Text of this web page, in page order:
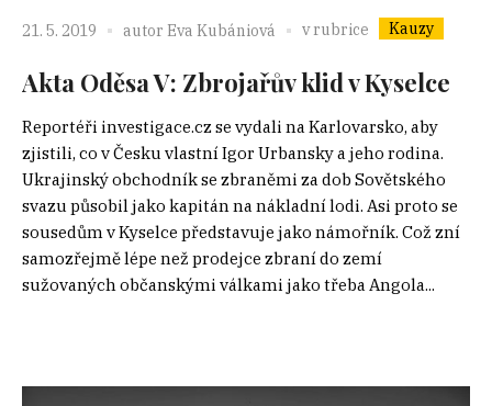
21. 5. 2019 autor Eva Kubániová v rubrice Kauzy
Akta Oděsa V: Zbrojařův klid v Kyselce
Reportéři investigace.cz se vydali na Karlovarsko, aby
zjistili, co v Česku vlastní Igor Urbansky a jeho rodina.
Ukrajinský obchodník se zbraněmi za dob Sovětského
svazu působil jako kapitán na nákladní lodi. Asi proto se
sousedům v Kyselce představuje jako námořník. Což zní
samozřejmě lépe než prodejce zbraní do zemí
sužovaných občanskými válkami jako třeba Angola...